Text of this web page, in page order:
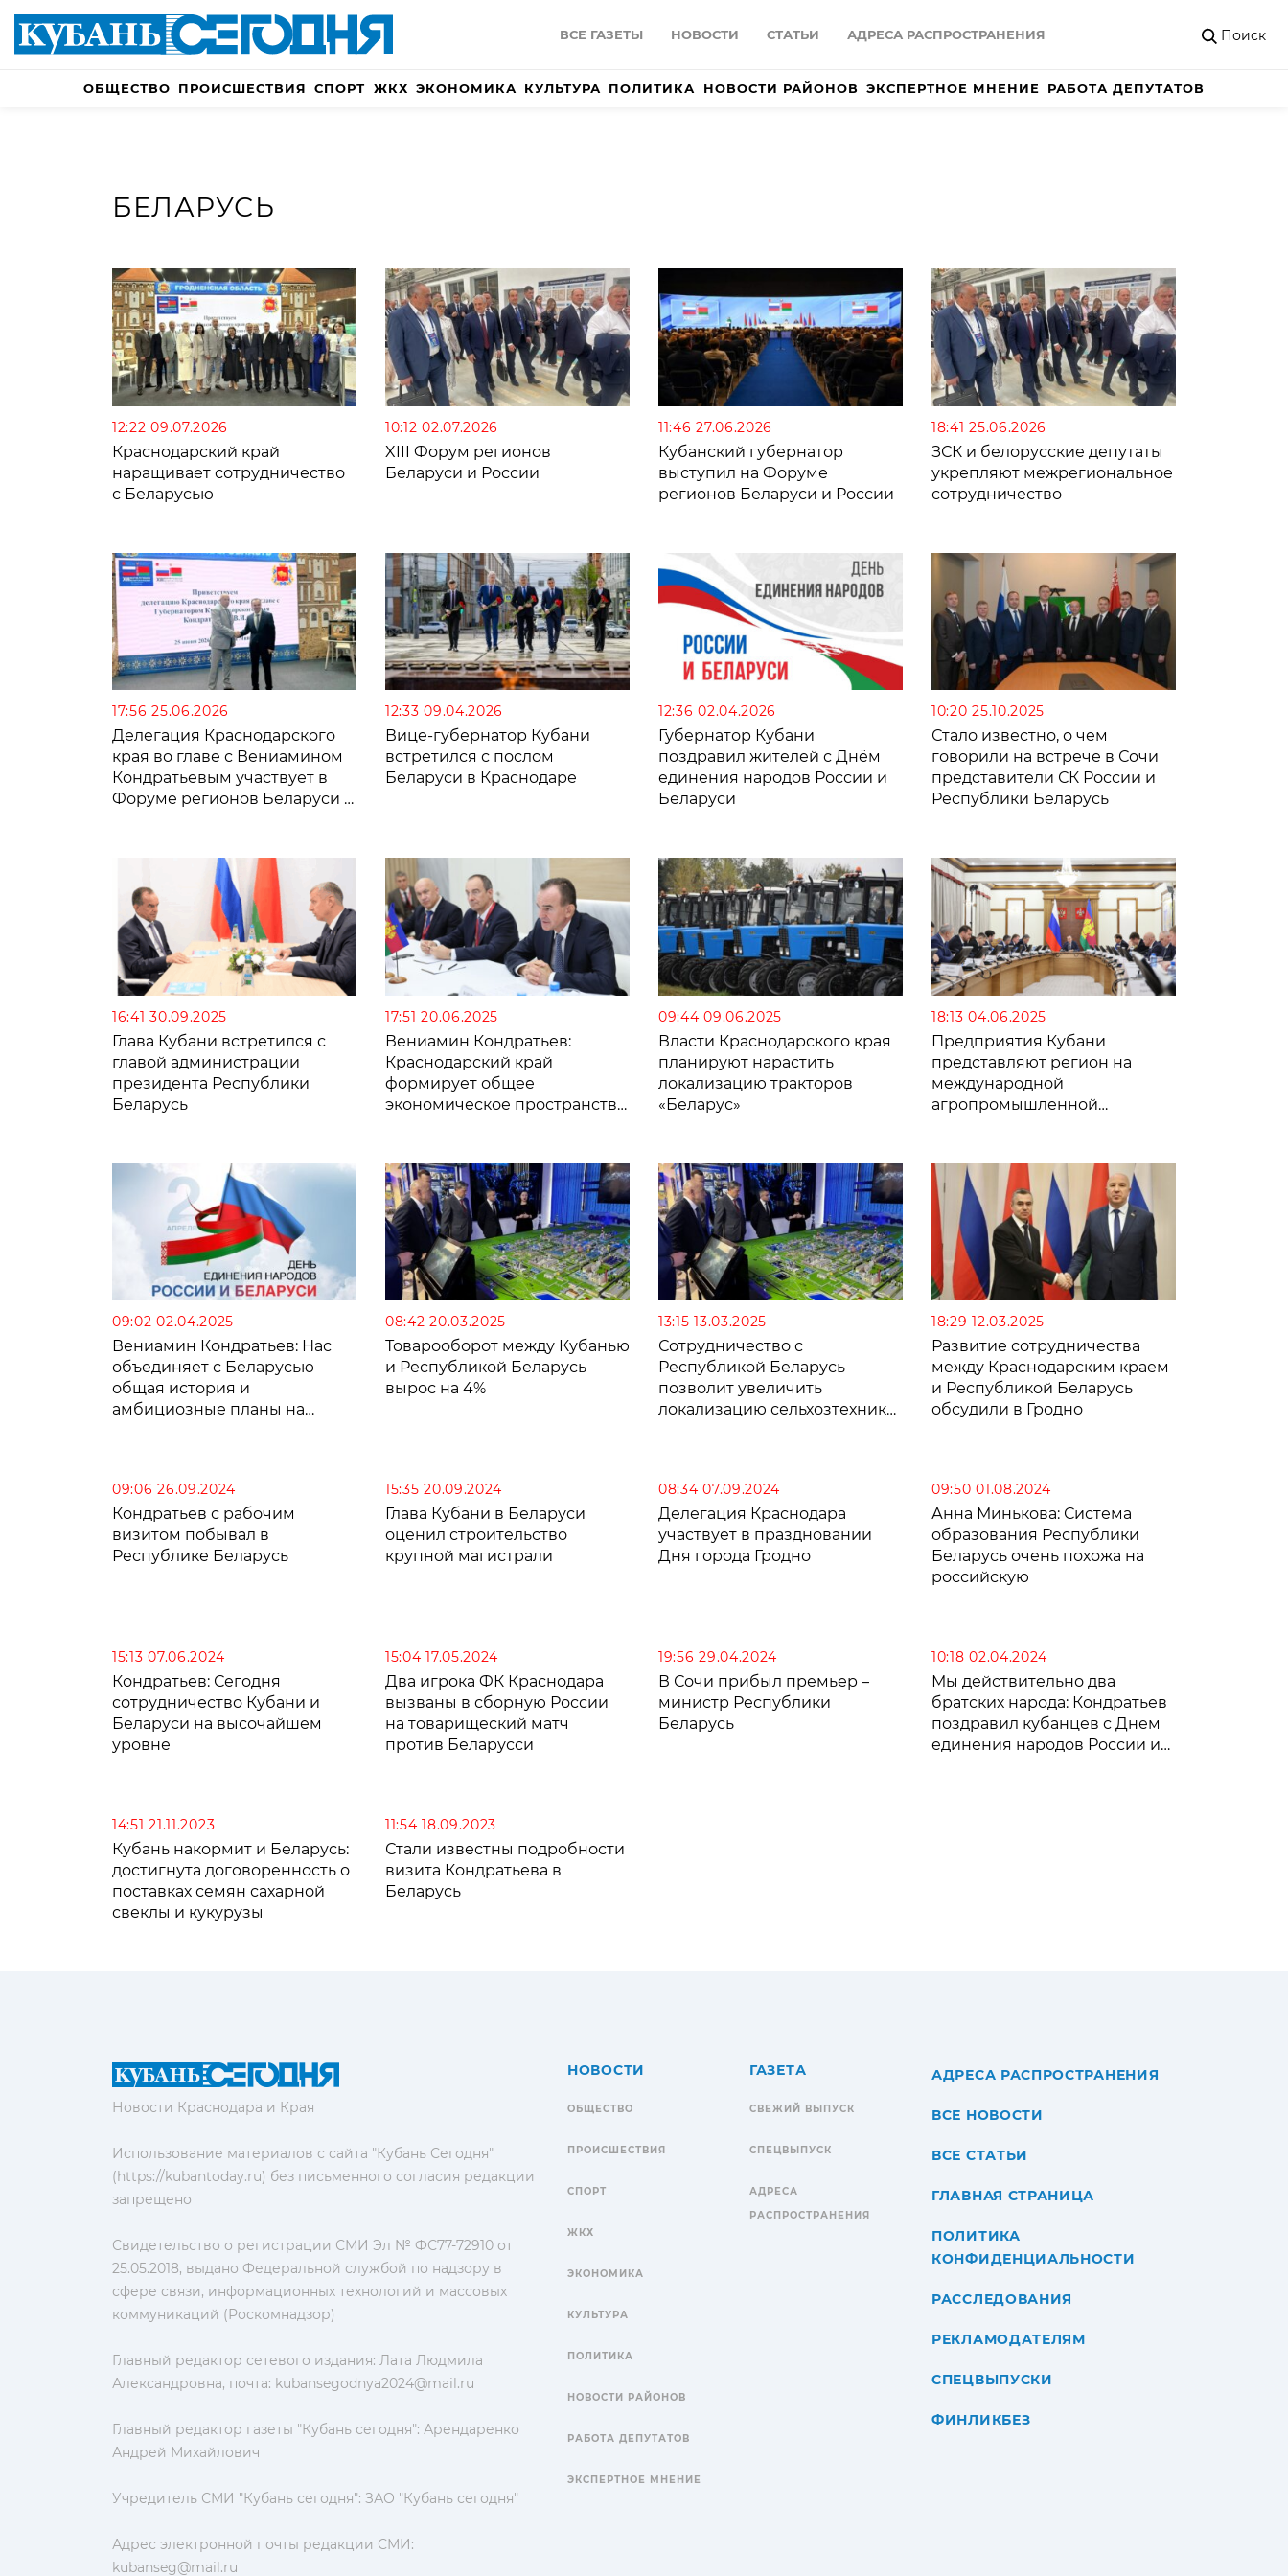
ВСЕ ГАЗЕТЫ НОВОСТИ СТАТЬИ АДРЕСА РАСПРОСТРАНЕНИЯ Поиск
ОБЩЕСТВО ПРОИСШЕСТВИЯ СПОРТ ЖКХ ЭКОНОМИКА КУЛЬТУРА ПОЛИТИКА НОВОСТИ РАЙОНОВ ЭКСПЕРТНОЕ МНЕНИЕ РАБОТА ДЕПУТАТОВ
БЕЛАРУСЬ
12:22 09.07.2026
Краснодарский край
наращивает сотрудничество
с Беларусью
10:12 02.07.2026
XIII Форум регионов
Беларуси и России
11:46 27.06.2026
Кубанский губернатор
выступил на Форуме
регионов Беларуси и России
18:41 25.06.2026
ЗСК и белорусские депутаты
укрепляют межрегиональное
сотрудничество
17:56 25.06.2026
Делегация Краснодарского
края во главе с Вениамином
Кондратьевым участвует в
Форуме регионов Беларуси и
12:33 09.04.2026
Вице-губернатор Кубани
встретился с послом
Беларуси в Краснодаре
12:36 02.04.2026
Губернатор Кубани
поздравил жителей с Днём
единения народов России и
Беларуси
10:20 25.10.2025
Стало известно, о чем
говорили на встрече в Сочи
представители СК России и
Республики Беларусь
16:41 30.09.2025
Глава Кубани встретился с
главой администрации
президента Республики
Беларусь
17:51 20.06.2025
Вениамин Кондратьев:
Краснодарский край
формирует общее
экономическое пространство
09:44 09.06.2025
Власти Краснодарского края
планируют нарастить
локализацию тракторов
«Беларус»
18:13 04.06.2025
Предприятия Кубани
представляют регион на
международной
агропромышленной
09:02 02.04.2025
Вениамин Кондратьев: Нас
объединяет с Беларусью
общая история и
амбициозные планы на
08:42 20.03.2025
Товарооборот между Кубанью
и Республикой Беларусь
вырос на 4%
13:15 13.03.2025
Сотрудничество с
Республикой Беларусь
позволит увеличить
локализацию сельхозтехники
18:29 12.03.2025
Развитие сотрудничества
между Краснодарским краем
и Республикой Беларусь
обсудили в Гродно
09:06 26.09.2024
Кондратьев с рабочим
визитом побывал в
Республике Беларусь
15:35 20.09.2024
Глава Кубани в Беларуси
оценил строительство
крупной магистрали
08:34 07.09.2024
Делегация Краснодара
участвует в праздновании
Дня города Гродно
09:50 01.08.2024
Анна Минькова: Система
образования Республики
Беларусь очень похожа на
российскую
15:13 07.06.2024
Кондратьев: Сегодня
сотрудничество Кубани и
Беларуси на высочайшем
уровне
15:04 17.05.2024
Два игрока ФК Краснодара
вызваны в сборную России
на товарищеский матч
против Беларусси
19:56 29.04.2024
В Сочи прибыл премьер –
министр Республики
Беларусь
10:18 02.04.2024
Мы действительно два
братских народа: Кондратьев
поздравил кубанцев с Днем
единения народов России и
14:51 21.11.2023
Кубань накормит и Беларусь:
достигнута договоренность о
поставках семян сахарной
свеклы и кукурузы
11:54 18.09.2023
Стали известны подробности
визита Кондратьева в
Беларусь
Новости Краснодара и Края
Использование материалов с сайта "Кубань Сегодня"
(https://kubantoday.ru) без письменного согласия редакции
запрещено
Свидетельство о регистрации СМИ Эл № ФС77-72910 от
25.05.2018, выдано Федеральной службой по надзору в
сфере связи, информационных технологий и массовых
коммуникаций (Роскомнадзор)
Главный редактор сетевого издания: Лата Людмила
Александровна, почта: kubansegodnya2024@mail.ru
Главный редактор газеты "Кубань сегодня": Арендаренко
Андрей Михайлович
Учредитель СМИ "Кубань сегодня": ЗАО "Кубань сегодня"
Адрес электронной почты редакции СМИ:
kubanseg@mail.ru
НОВОСТИ
ОБЩЕСТВО
ПРОИСШЕСТВИЯ
СПОРТ
ЖКХ
ЭКОНОМИКА
КУЛЬТУРА
ПОЛИТИКА
НОВОСТИ РАЙОНОВ
РАБОТА ДЕПУТАТОВ
ЭКСПЕРТНОЕ МНЕНИЕ
ГАЗЕТА
СВЕЖИЙ ВЫПУСК
СПЕЦВЫПУСК
АДРЕСА
РАСПРОСТРАНЕНИЯ
АДРЕСА РАСПРОСТРАНЕНИЯ
ВСЕ НОВОСТИ
ВСЕ СТАТЬИ
ГЛАВНАЯ СТРАНИЦА
ПОЛИТИКА
КОНФИДЕНЦИАЛЬНОСТИ
РАССЛЕДОВАНИЯ
РЕКЛАМОДАТЕЛЯМ
СПЕЦВЫПУСКИ
ФИНЛИКБЕЗ